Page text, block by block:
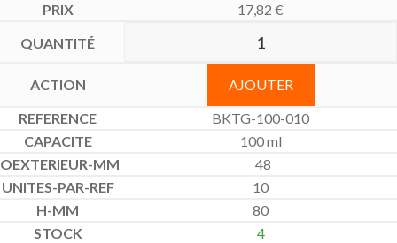
17,82 €
AJOUTER
BKTG-100-010
100 ml
48
10
80
4